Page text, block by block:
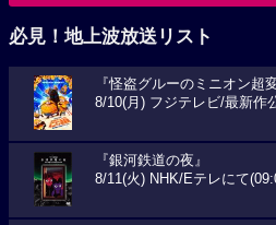
必見！地上波放送リスト
『怪盗グルーのミニオン超
8/10(月) フジテレビ/最新作
『銀河鉄道の夜』
8/11(火) NHK/Eテレにて